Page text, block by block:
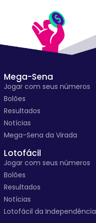
Mega-Sena
Jogar com seus números
Bolões
Resultados
Notícias
Mega-Sena da Virada
Lotofácil
Jogar com seus números
Bolões
Resultados
Notícias
Lotofácil da Independência